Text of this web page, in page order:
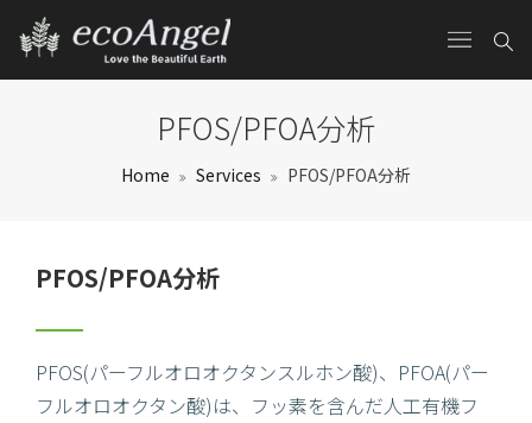
PFOS/PFOA分析
Home Services PFOS/PFOA分析
PFOS/PFOA分析
PFOS(パーフルオロオクタンスルホン酸)、PFOA(パー
フルオロオクタン酸)は、フッ素を含んだ人工有機フ